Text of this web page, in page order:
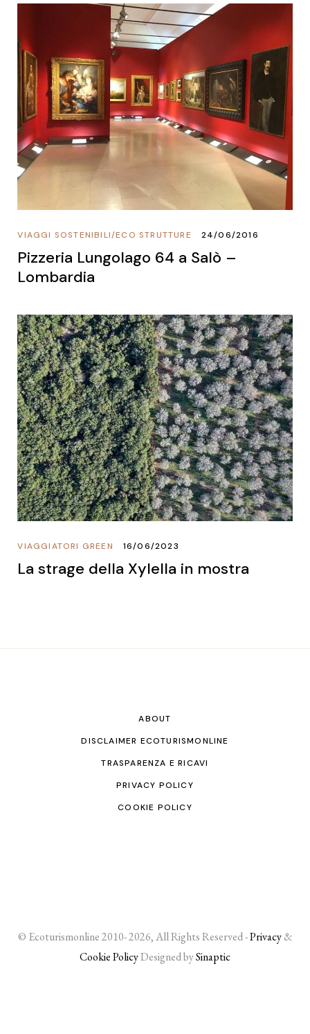
ECO STRUTTURE
/
VIAGGI SOSTENIBILI 24/06/2016
Pizzeria Lungolago 64 a Salò –
Lombardia
VIAGGIATORI GREEN 16/06/2023
La strage della Xylella in mostra
ABOUT
DISCLAIMER ECOTURISMONLINE
TRASPARENZA E RICAVI
PRIVACY POLICY
COOKIE POLICY
© Ecoturismonline 2010- 2026, All Rights Reserved -Privacy&
Cookie PolicyDesigned bySinaptic